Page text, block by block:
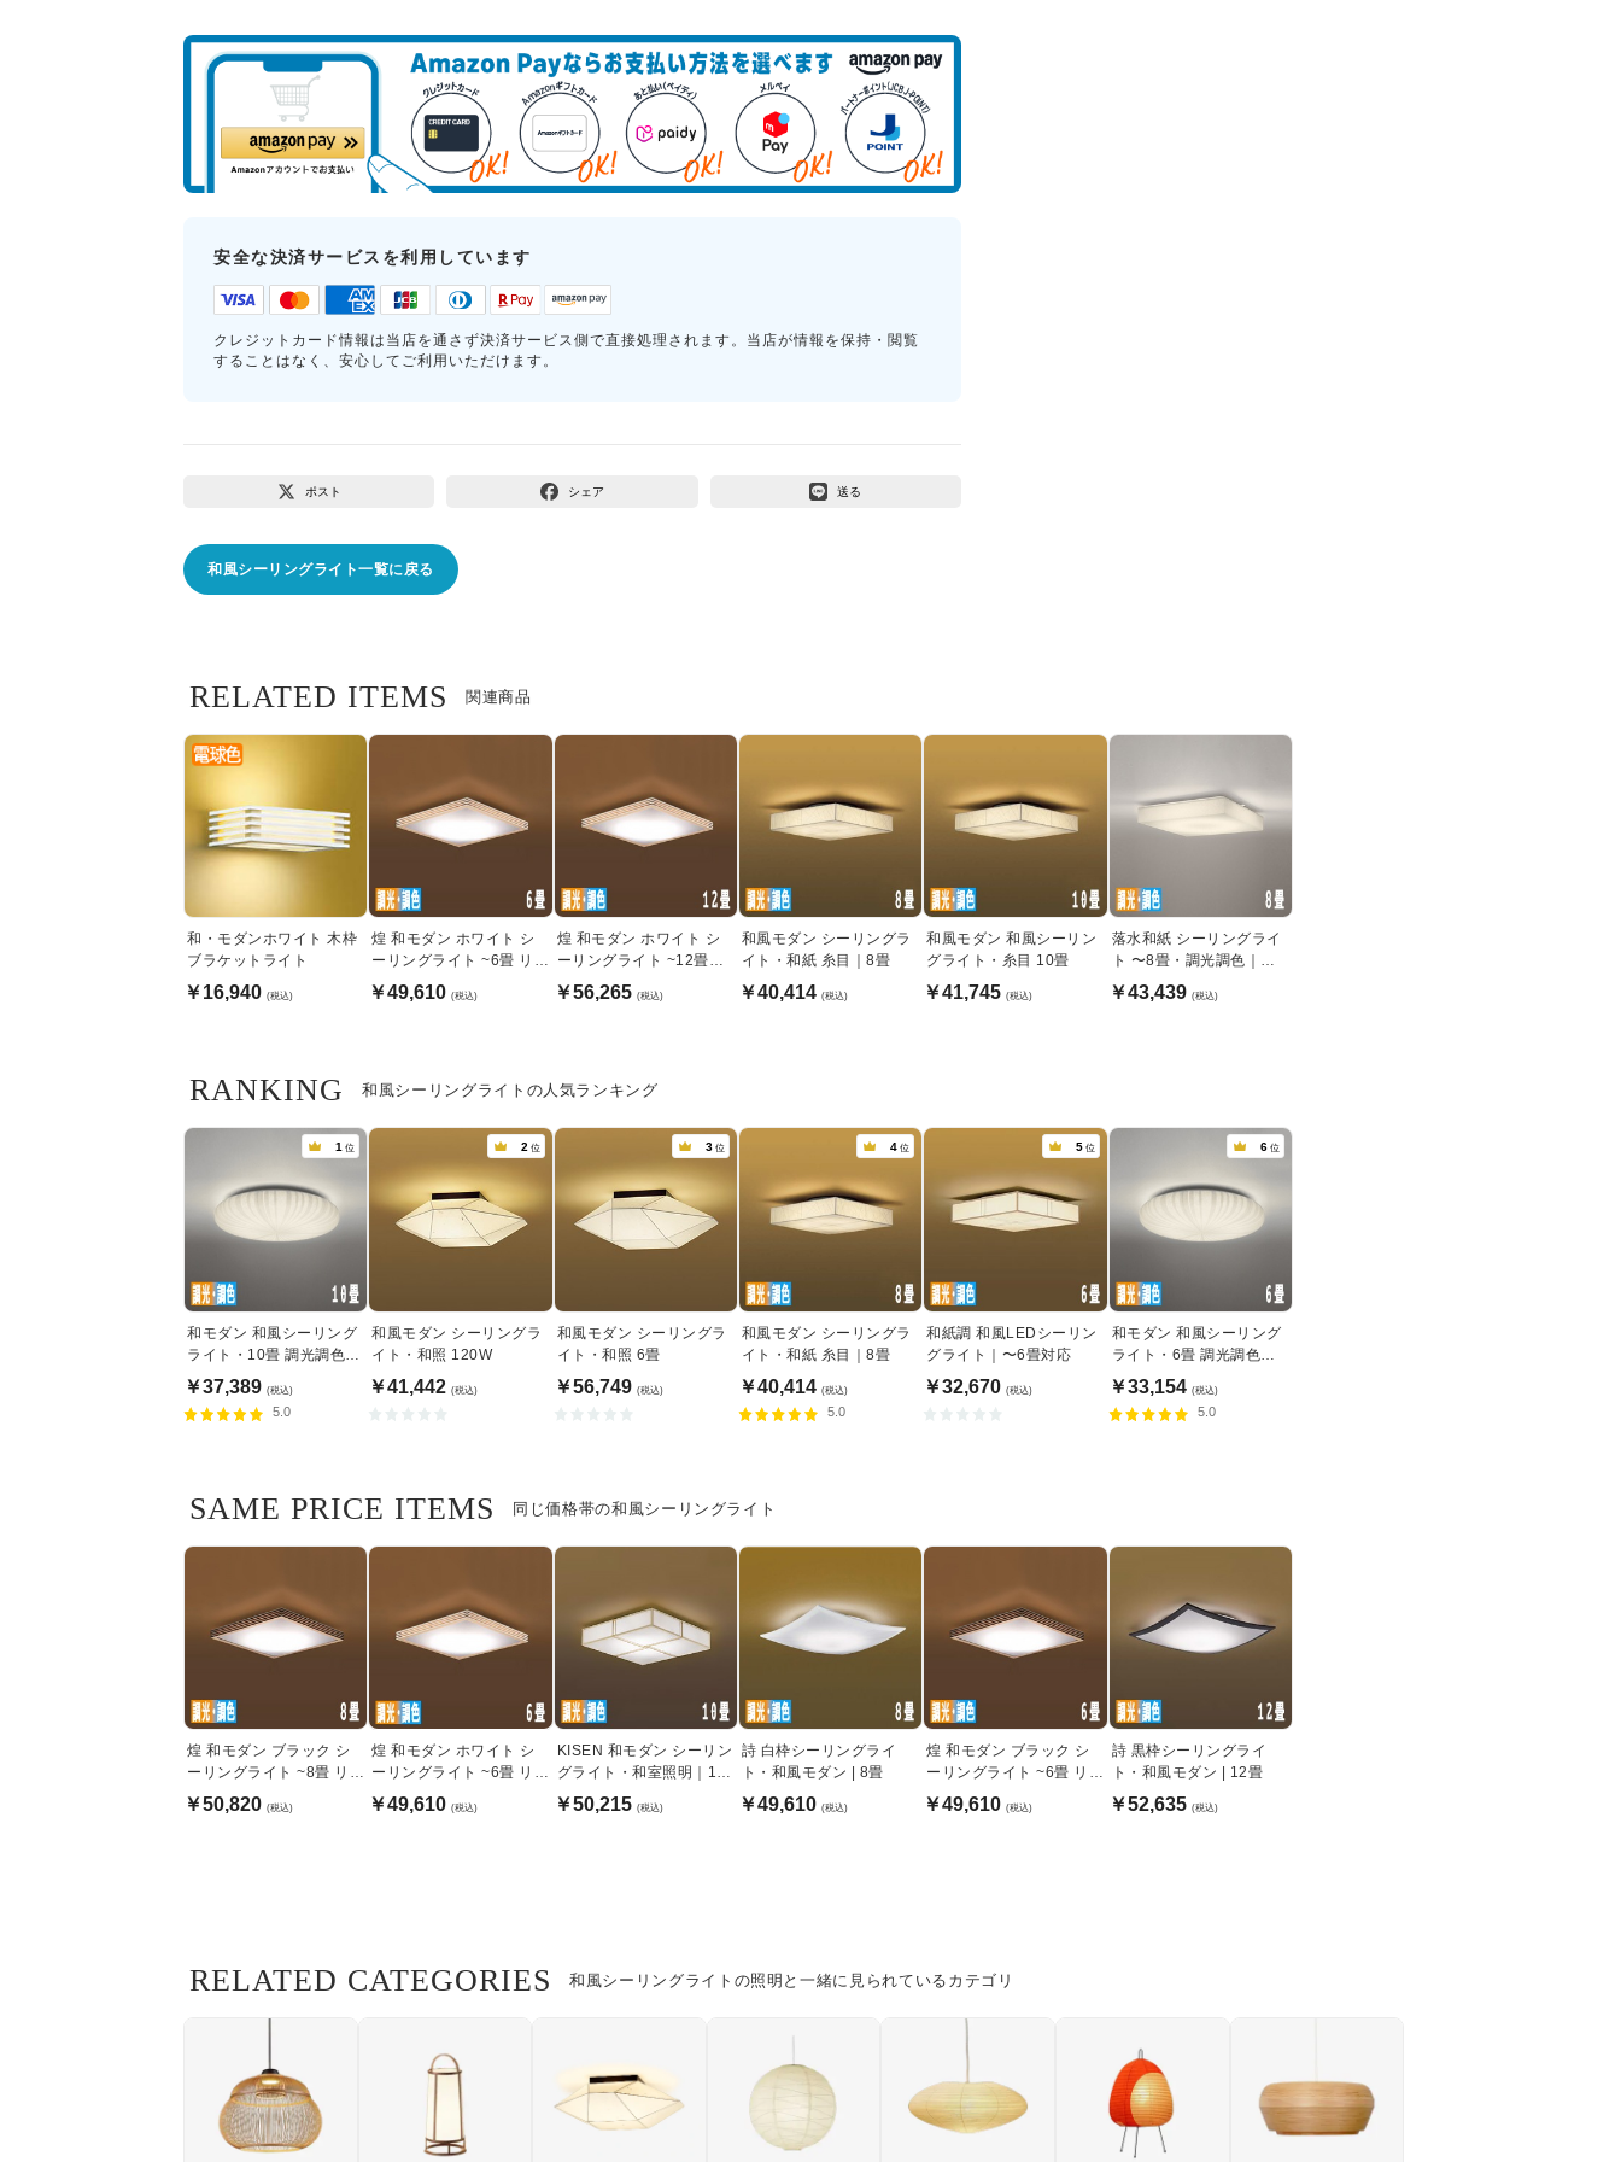
安全な決済サービスを利用しています
クレジットカード情報は当店を通さず決済サービス側で直接処理されます。当店が情報を保持・閲覧
することはなく、安心してご利用いただけます。
ポスト シェア 送る
和風シーリングライト一覧に戻る
関連商品
RELATED ITEMS
和・モダンホワイト 木枠
ブラケットライト
￥16,940 (税込)
煌 和モダン ホワイト シ
ーリングライト ~6畳 リモ
コン式
￥49,610 (税込)
煌 和モダン ホワイト シ
ーリングライト ~12畳｜
リモコン
￥56,265 (税込)
和風モダン シーリングラ
イト・和紙 糸目｜8畳
￥40,414 (税込)
和風モダン 和風シーリン
グライト・糸目 10畳
￥41,745 (税込)
落水和紙 シーリングライ
ト 〜8畳・調光調色｜リ
モコン付き
￥43,439 (税込)
和風シーリングライトの人気ランキング
RANKING
1 位
和モダン 和風シーリング
ライト・10畳 調光調色機
能 | リモコン付
￥37,389 (税込)
5.0
2 位
和風モダン シーリングラ
イト・和照 120W
￥41,442 (税込)
3 位
和風モダン シーリングラ
イト・和照 6畳
￥56,749 (税込)
4 位
和風モダン シーリングラ
イト・和紙 糸目｜8畳
￥40,414 (税込)
5.0
5 位
和紙調 和風LEDシーリン
グライト｜〜6畳対応
￥32,670 (税込)
6 位
和モダン 和風シーリング
ライト・6畳 調光調色機
能 | リモコン付
￥33,154 (税込)
5.0
同じ価格帯の和風シーリングライト
SAME PRICE ITEMS
煌 和モダン ブラック シ
ーリングライト ~8畳 リモ
コン式
￥50,820 (税込)
煌 和モダン ホワイト シ
ーリングライト ~6畳 リモ
コン式
￥49,610 (税込)
KISEN 和モダン シーリン
グライト・和室照明｜10
畳
￥50,215 (税込)
詩 白枠シーリングライ
ト・和風モダン | 8畳
￥49,610 (税込)
煌 和モダン ブラック シ
ーリングライト ~6畳 リモ
コン式
￥49,610 (税込)
詩 黒枠シーリングライ
ト・和風モダン | 12畳
￥52,635 (税込)
和風シーリングライトの照明と一緒に見られているカテゴリ
RELATED CATEGORIES